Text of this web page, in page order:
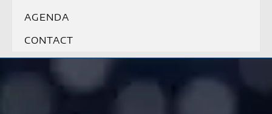
AGENDA
CONTACT